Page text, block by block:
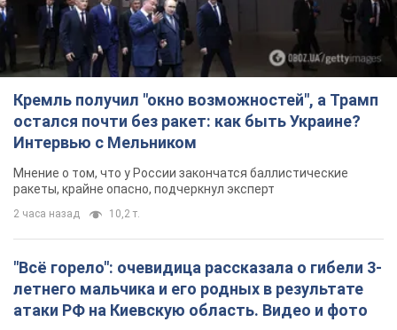
Кремль получил "окно возможностей", а Трамп
остался почти без ракет: как быть Украине?
Интервью с Мельником
Мнение о том, что у России закончатся баллистические
ракеты, крайне опасно, подчеркнул эксперт
2 часа назад 10,2 т.
"Всё горело": очевидица рассказала о гибели 3-
летнего мальчика и его родных в результате
атаки РФ на Киевскую область. Видео и фото